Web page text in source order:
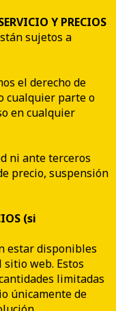
Y PRECIOS
sujetos a
el derecho de
cualquier parte o
en cualquier
ni ante terceros
precio, suspensión
(si
estar disponibles
web. Estos
limitadas
únicamente de